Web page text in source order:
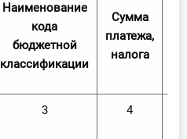
Наименование
кода
бюджетной
классификации
Сумма
платежа,
налога
3 4